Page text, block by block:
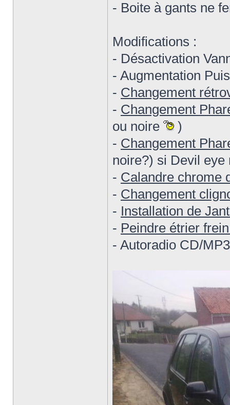
- Boite à gants ne
Modifications :
- Désactivation
- Augmentation
- Changement
- Changement
ou noire
)
- Changement
noire?) si Devil eye
- Calandre chrome
- Changement
- Installation de
- Peindre étrier
- Autoradio CD/MP3